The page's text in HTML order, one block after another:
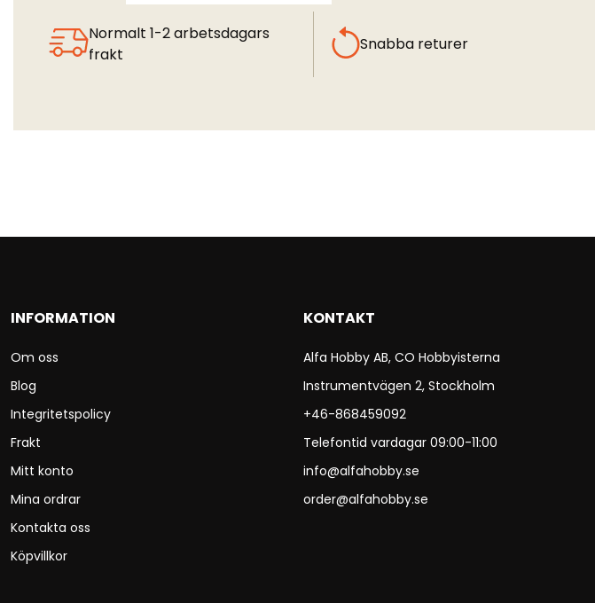
Normalt 1-2 arbetsdagars
frakt
Snabba returer
INFORMATION
Om oss
Blog
Integritetspolicy
Frakt
Mitt konto
Mina ordrar
Kontakta oss
Köpvillkor
KONTAKT
Alfa Hobby AB, CO Hobbyisterna
Instrumentvägen 2, Stockholm
+46-868459092
Telefontid vardagar 09:00-11:00
info@alfahobby.se
order@alfahobby.se